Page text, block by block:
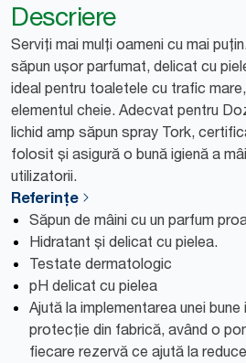
Descriere
Serviți mai mulți oameni cu mai
săpun ușor parfumat, delicat cu
ideal pentru toaletele cu trafic
elementul cheie. Adecvat pentru
lichid amp săpun spray Tork,
folosit și asigură o bună igienă a
utilizatorii.
Referințe
Săpun de mâini cu un parfum
Hidratant și delicat cu pielea.
Testate dermatologic
pH delicat cu pielea
Ajută la implementarea unei
protecție din fabrică, având o
fiecare rezervă ce ajută la